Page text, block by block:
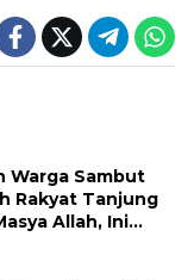
Warga Sambut
Rakyat Tanjung
Allah, Ini